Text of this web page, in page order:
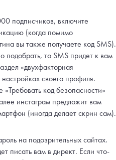
подписчиков, включите
(когда помимо
вы также получаете код SMS).
подобрать, то SMS придет к вам
«двухфакторная
своего профиля.
код безопасности»
инстаграм предложит вам
(иногда делает скрин сам).
на подозрительных сайтах.
писать вам в директ. Если что-